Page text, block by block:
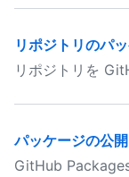
リポジトリのパ
リポジトリを
パッケージの公開
GitHub